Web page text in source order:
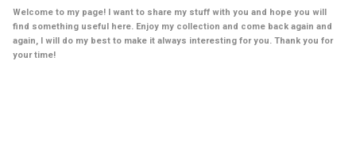
Welcome to my page! I want to share my stuff with you and hope you will
find something useful here. Enjoy my collection and come back again and
again, I will do my best to make it always interesting for you. Thank you for
your time!